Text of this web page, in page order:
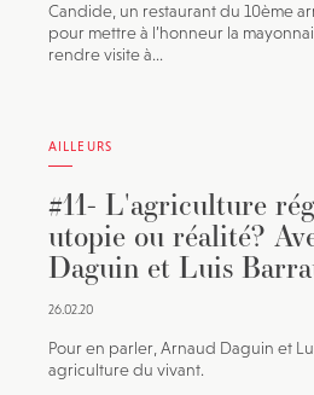
Candide, un restaurant du 10ème
pour mettre à l’honneur la
rendre visite à...
AILLEURS
#11- L'agriculture
utopie ou réalité?
Daguin et Luis
26.02.20
Pour en parler, Arnaud Daguin et
agriculture du vivant.